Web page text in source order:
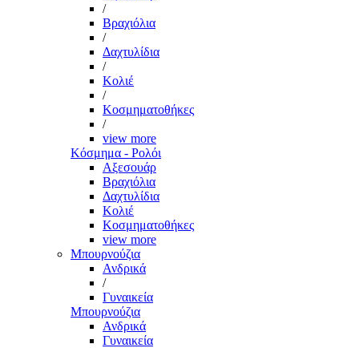
/
Βραχιόλια
/
Δαχτυλίδια
/
Κολιέ
/
Κοσμηματοθήκες
/
view more
Κόσμημα - Ρολόι
Αξεσουάρ
Βραχιόλια
Δαχτυλίδια
Κολιέ
Κοσμηματοθήκες
view more
Μπουρνούζια
Ανδρικά
/
Γυναικεία
Μπουρνούζια
Ανδρικά
Γυναικεία